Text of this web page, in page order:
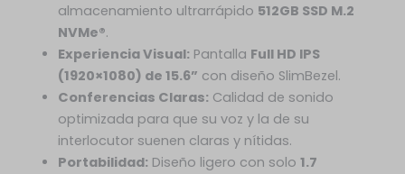
almacenamiento ultrarrápido 512GB SSD M.2
NVMe®.
Experiencia Visual: Pantalla Full HD IPS
(1920×1080) de 15.6” con diseño SlimBezel.
Conferencias Claras: Calidad de sonido
optimizada para que su voz y la de su
interlocutor suenen claras y nítidas.
Portabilidad: Diseño ligero con solo 1.7